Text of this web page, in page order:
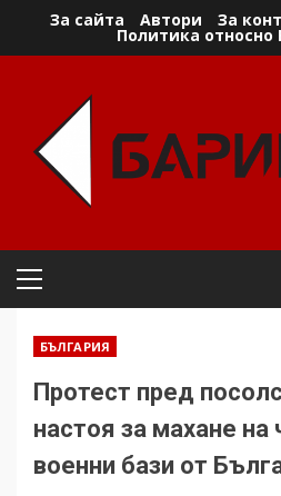
За сайта Автори За
Политика относно
Primary
БЪЛГАРИЯ
Протест пред
настоя за махане на
военни бази от